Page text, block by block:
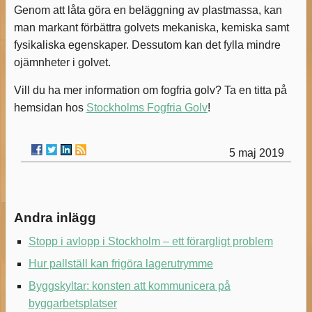
Genom att låta göra en beläggning av plastmassa, kan
man markant förbättra golvets mekaniska, kemiska samt
fysikaliska egenskaper. Dessutom kan det fylla mindre
ojämnheter i golvet.
Vill du ha mer information om fogfria golv? Ta en titta på
hemsidan hos Stockholms Fogfria Golv!
5 maj 2019
Andra inlägg
Stopp i avlopp i Stockholm – ett förargligt problem
Hur pallställ kan frigöra lagerutrymme
Byggskyltar: konsten att kommunicera på
byggarbetsplatser